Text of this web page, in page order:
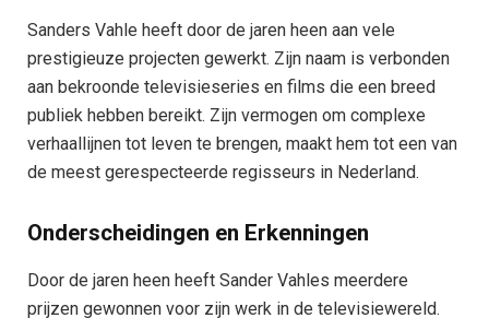
Sanders Vahle heeft door de jaren heen aan vele
prestigieuze projecten gewerkt. Zijn naam is verbonden
aan bekroonde televisieseries en films die een breed
publiek hebben bereikt. Zijn vermogen om complexe
verhaallijnen tot leven te brengen, maakt hem tot een van
de meest gerespecteerde regisseurs in Nederland.
Onderscheidingen en Erkenningen
Door de jaren heen heeft Sander Vahles meerdere
prijzen gewonnen voor zijn werk in de televisiewereld.